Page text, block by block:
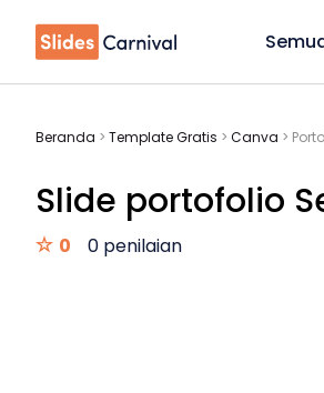
Beranda > Template Gratis > Canva >
Slide portofolio
0 0 penilaian